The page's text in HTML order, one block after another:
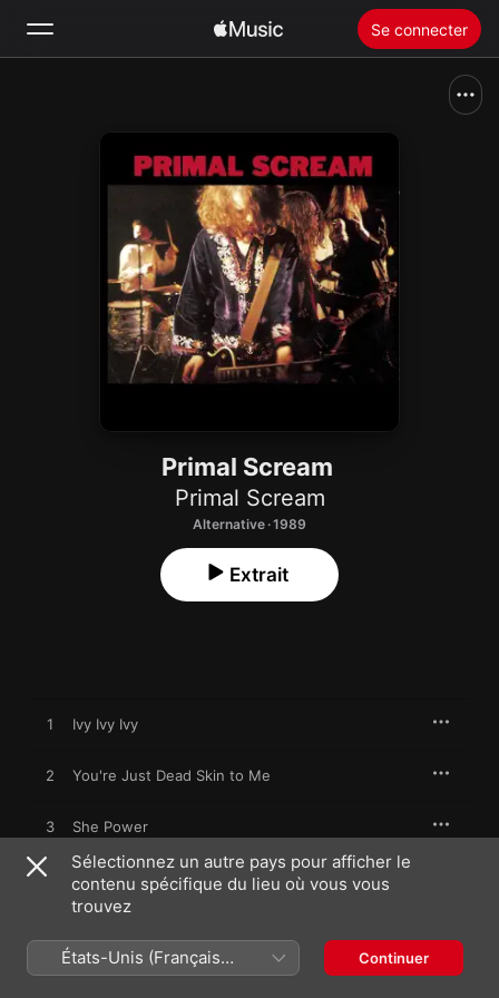
Se connecter
Installer Apple Music
Primal Scream
Primal Scream
Alternative · 1989
Extrait
1 Ivy Ivy Ivy
2 You're Just Dead Skin to Me
3 She Power
4 You're Just Too Dark to Care
6 Gimme Gimme Teenage Head
Sélectionnez un autre pays pour afficher le
contenu spécifique du lieu où vous vous
trouvez
États-Unis (Français
France)
Continuer